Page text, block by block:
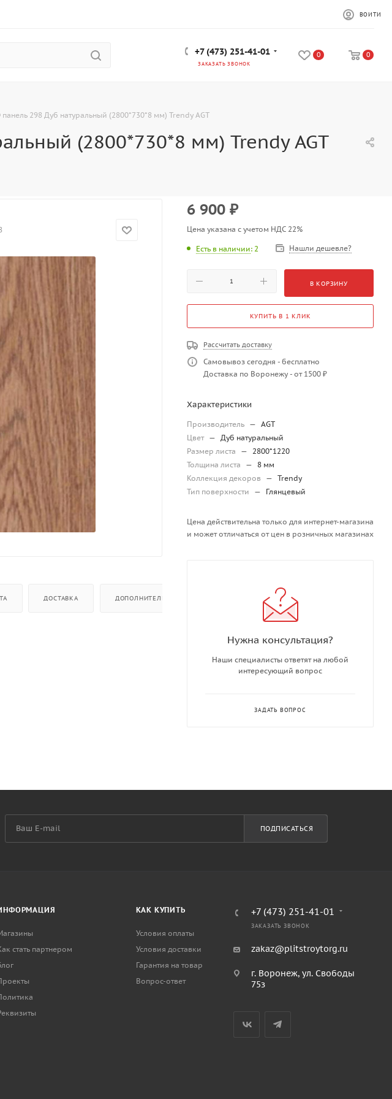
ВОЙТИ
+7 (473) 251-41-01
ЗАКАЗАТЬ ЗВОНОК
0 0
298 Дуб натуральный (2800*730*8 мм) Trendy AGT
(2800*730*8 мм) Trendy AGT
ДОСТАВКА ДОПОЛНИТЕЛЬНО
6 900 ₽
Цена указана с учетом НДС 22%
Есть в наличии: 2 Нашли дешевле?
В КОРЗИНУ
КУПИТЬ В 1 КЛИК
Рассчитать доставку
Самовывоз сегодня - бесплатно
Доставка по Воронежу - от 1500 ₽
Характеристики
Производитель — AGT
Цвет — Дуб натуральный
Размер листа
— 2800*1220
Толщина листа
—
8 мм
Коллекция декоров
— Trendy
Тип поверхности
— Глянцевый
Цена действительна только для интернет-магазина
и может отличаться от цен в розничных магазинах
Нужна консультация?
Наши специалисты ответят на любой
интересующий вопрос
ЗАДАТЬ ВОПРОС
ПОДПИСАТЬСЯ
стать партнером
КАК КУПИТЬ
Условия оплаты
Условия доставки
Гарантия на товар
Вопрос-ответ
+7 (473) 251-41-01
ЗАКАЗАТЬ ЗВОНОК
zakaz@plitstroytorg.ru
г. Воронеж, ул. Свободы
75з